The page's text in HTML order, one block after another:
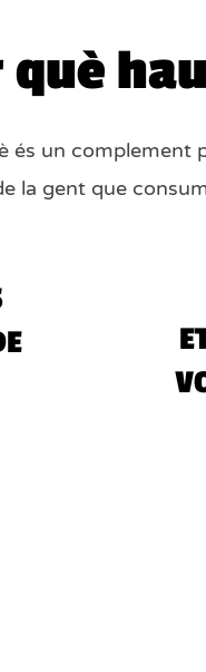
què
és un complement
la gent que